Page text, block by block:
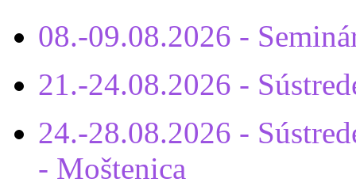
08.-09.08.2026 -
21.-24.08.2026 -
24.-28.08.2026 -
- Moštenica